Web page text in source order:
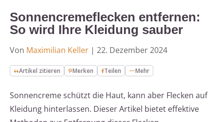
Sonnencremeflecken entfernen:
So wird Ihre Kleidung sauber
Von Maximilian Keller | 22. Dezember 2024
Artikel zitieren Merken Teilen Mehr
Sonnencreme schützt die Haut, kann aber Flecken auf
Kleidung hinterlassen. Dieser Artikel bietet effektive